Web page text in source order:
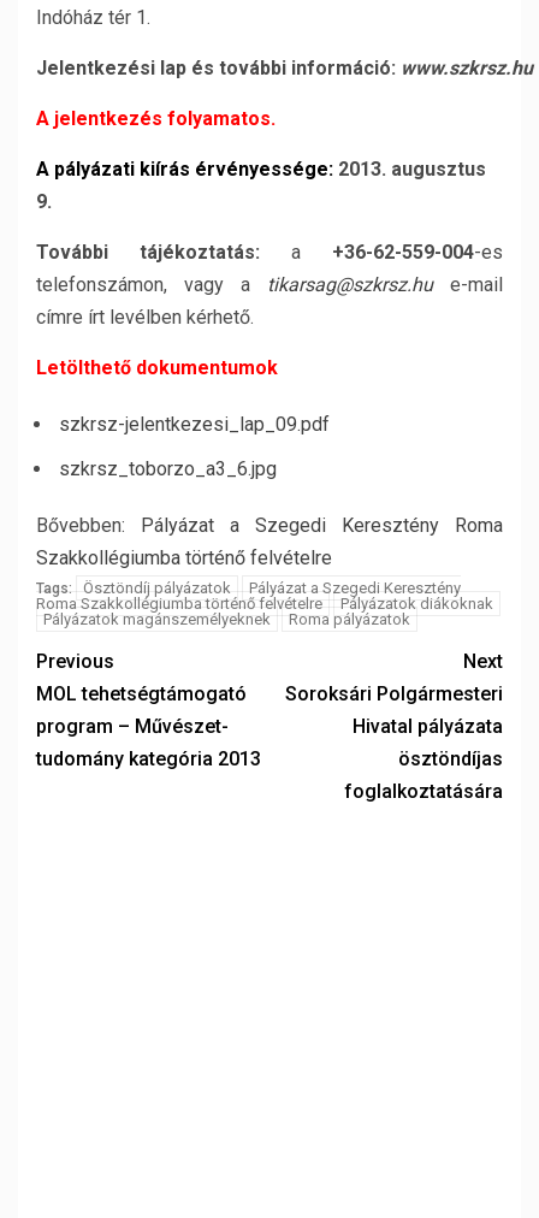
Indóház tér 1.
Jelentkezési lap és további információ: www.szkrsz.hu
A jelentkezés folyamatos.
A pályázati kiírás érvényessége: 2013. augusztus
9.
További tájékoztatás: a +36-62-559-004-es
telefonszámon, vagy a
tikarsag@szkrsz.hue-mail
címre írt levélben kérhető.
Letölthető dokumentumok
szkrsz-jelentkezesi_lap_09.pdf
szkrsz_toborzo_a3_6.jpg
Bővebben: Pályázat a Szegedi Keresztény Roma
Szakkollégiumba történő felvételre
Tags: Ösztöndíj pályázatok
Pályázat a Szegedi Keresztény
Roma Szakkollégiumba történő felvételre
Pályázatok diákoknak
Pályázatok magánszemélyeknek
Roma pályázatok
Previous
MOL tehetségtámogató
program – Művészet-
tudomány kategória 2013
Next
Soroksári Polgármesteri
Hivatal pályázata
ösztöndíjas
foglalkoztatására